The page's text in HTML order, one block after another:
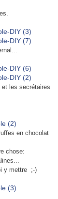
et les secrétaires
en chocolat
chose:
y mettre ;-)